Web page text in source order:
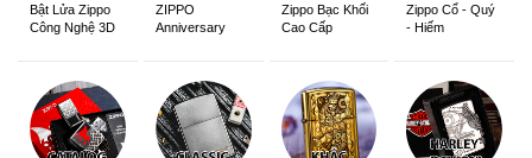
Bật Lửa Zippo
Công Nghệ 3D
ZIPPO
Anniversary
Zippo Bạc Khối
Cao Cấp
Zippo Cổ - Quý
- Hiếm